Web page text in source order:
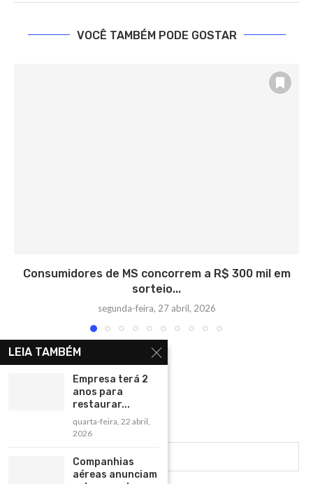
VOCÊ TAMBÉM PODE GOSTAR
Consumidores de MS concorrem a R$ 300 mil em
sorteio...
segunda-feira, 27 abril, 2026
LEIA TAMBÉM
Empresa terá 2
anos para
restaurar...
quarta-feira, 22 abril,
2026
Companhias
aéreas anunciam